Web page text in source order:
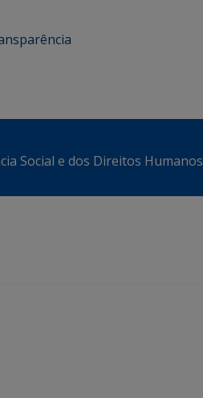
Social e dos Direitos Humanos